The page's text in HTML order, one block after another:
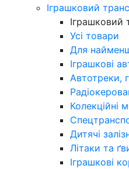
Іграшковий
Іграшковий
Усі товари
Для
Іграшкові
Автотреки,
Колекційні
Дитячі
Літаки та
Іграшкові